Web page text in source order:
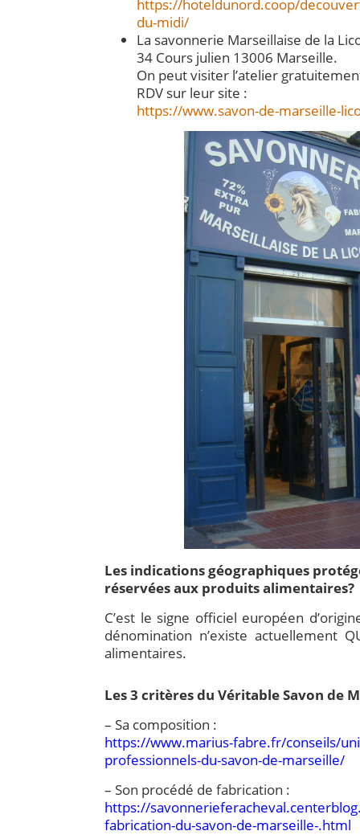
https://hoteldunord.coop/
du-midi/
La savonnerie Marseillaise de la
34 Cours julien 13006 Marseille.
On peut visiter l’atelier
RDV sur leur site :
https://www.savon-de-marseille-
Les indications géographiques
réservées aux produits alimentaires?
C’est le signe officiel européen
dénomination n’existe actuellement
alimentaires.
Les 3 critères du Véritable Savon de
– Sa composition :
https://www.marius-fabre.fr/conseils/
professionnels-du-savon-de-marseille/
– Son procédé de fabrication :
https://
fabrication-du-savon-de-marseille-.html